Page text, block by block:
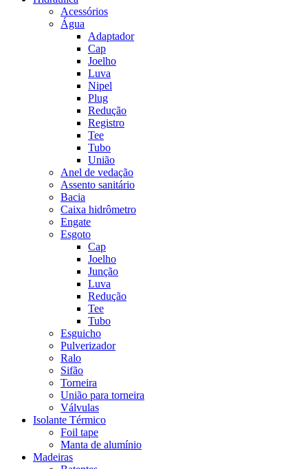
Acessórios
Água
Adaptador
Cap
Joelho
Luva
Nipel
Plug
Redução
Registro
Tee
Tubo
União
Anel de vedação
Assento sanitário
Bacia
Caixa hidrômetro
Engate
Esgoto
Cap
Joelho
Junção
Luva
Redução
Tee
Tubo
Esguicho
Pulverizador
Ralo
Sifão
Torneira
União para torneira
Válvulas
Isolante Térmico
Foil tape
Manta de alumínio
Madeiras